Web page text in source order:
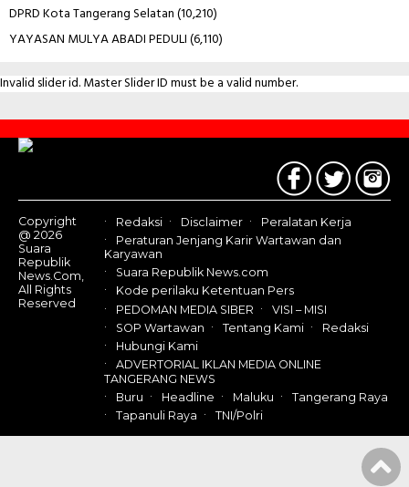
DPRD Kota Tangerang Selatan(10,210)
YAYASAN MULYA ABADI PEDULI(6,110)
Invalid slider id. Master Slider ID must be a valid number.
Contact
Us
Copyright
@ 2026
Suara
Republik
News.Com,
All Rights
Reserved
Redaksi Disclaimer
Peralatan Kerja
Peraturan Jenjang Karir Wartawan dan
Karyawan
Suara Republik News.com
Kode perilaku Ketentuan Pers
PEDOMAN MEDIA SIBER
VISI – MISI
SOP Wartawan
Tentang Kami
Redaksi
Hubungi Kami
ADVERTORIAL IKLAN MEDIA ONLINE
TANGERANG NEWS
Buru
Headline Maluku
Tangerang Raya
Tapanuli Raya
TNI/Polri